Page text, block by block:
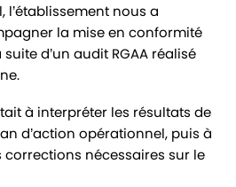
nous a
la mise en conformité
d’un audit RGAA réalisé
à interpréter les résultats de
d’action opérationnel, puis à
corrections nécessaires sur le